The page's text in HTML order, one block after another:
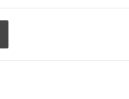
Print